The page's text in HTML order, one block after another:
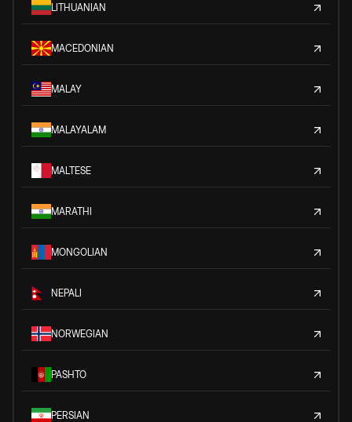
LITHUANIAN
MACEDONIAN
MALAY
MALAYALAM
MALTESE
MARATHI
MONGOLIAN
NEPALI
NORWEGIAN
PASHTO
PERSIAN